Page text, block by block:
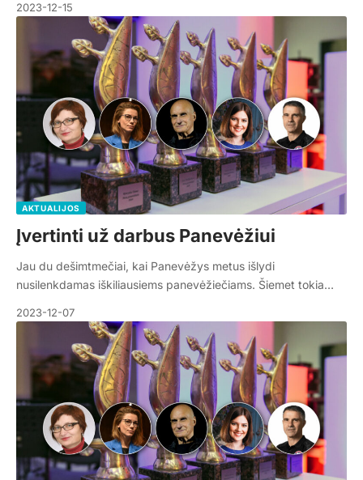
2023-12-15
AKTUALIJOS
Įvertinti už darbus Panevėžiui
Jau du dešimtmečiai, kai Panevėžys metus išlydi
nusilenkdamas iškiliausiems panevėžiečiams. Šiemet tokia…
2023-12-07